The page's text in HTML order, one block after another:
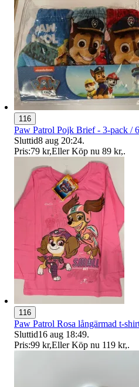
116
Paw Patrol Pojk Brief - 3-pack /
Sluttid8 aug 20:24.
Pris:79 kr,Eller Köp nu 89 kr,.
116
Paw Patrol Rosa långärmad t-
Sluttid16 aug 18:49.
Pris:99 kr,Eller Köp nu 119 kr,.